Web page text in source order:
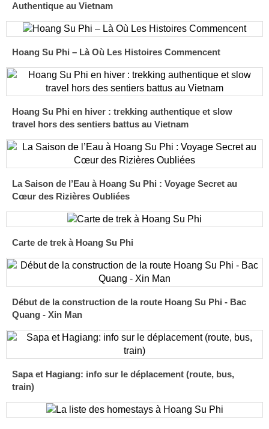
Authentique au Vietnam
Hoang Su Phi – Là Où Les Histoires Commencent
Hoang Su Phi en hiver : trekking authentique et slow
travel hors des sentiers battus au Vietnam
La Saison de l’Eau à Hoang Su Phi : Voyage Secret au
Cœur des Rizières Oubliées
Carte de trek à Hoang Su Phi
Début de la construction de la route Hoang Su Phi - Bac
Quang - Xin Man
Sapa et Hagiang: info sur le déplacement (route, bus,
train)